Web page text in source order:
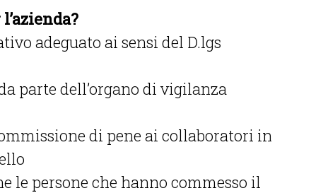
adeguato ai sensi del D.lgs
parte dell’organo di vigilanza
di pene ai collaboratori in
le persone che hanno commesso il